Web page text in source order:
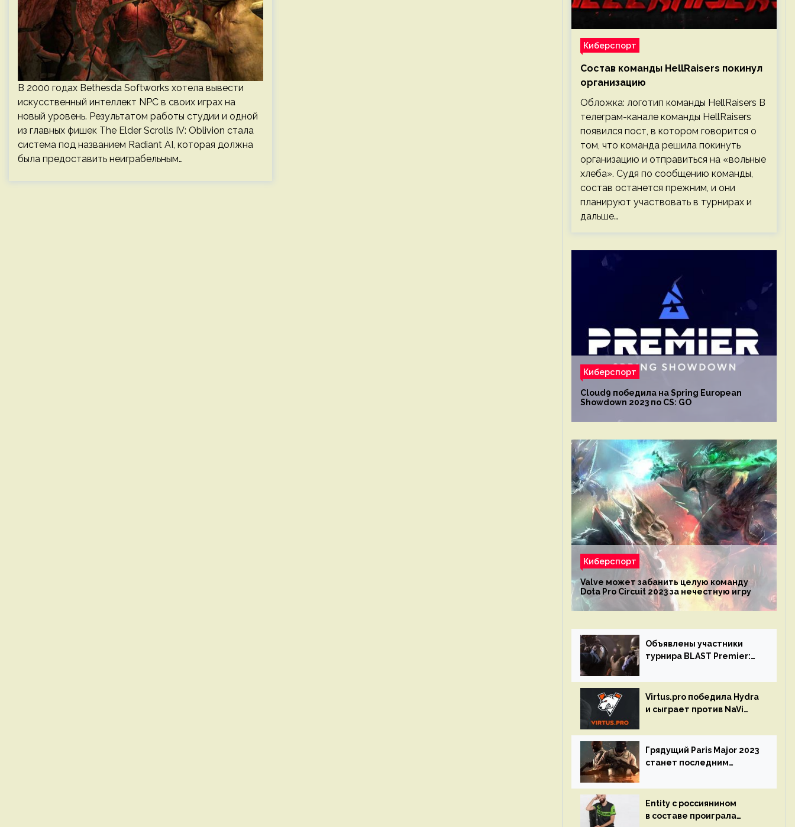
В 2000 годах Bethesda Softworks хотела вывести
искусственный интеллект NPC в своих играх на
новый уровень. Результатом работы студии и одной
из главных фишек The Elder Scrolls IV: Oblivion стала
система под названием Radiant AI, которая должна
была предоставить неиграбельным…
Киберспорт
Состав команды HellRaisers покинул
организацию
Обложка: логотип команды HellRaisers В
телеграм-канале команды HellRaisers
появился пост, в котором говорится о
том, что команда решила покинуть
организацию и отправиться на «вольные
хлеба». Судя по сообщению команды,
состав останется прежним, и они
планируют участвовать в турнирах и
дальше…
Киберспорт
Cloud9 победила на Spring European
Showdown 2023 по CS: GO
Киберспорт
Valve может забанить целую команду
Dota Pro Circuit 2023 за нечестную игру
Объявлены участники
турнира BLAST Premier:
Virtus.pro победила Hydra
и сыграет против NaVi
Circuit
Грядущий Paris Major 2023
станет последним
GO
Entity с россиянином
в составе проиграла